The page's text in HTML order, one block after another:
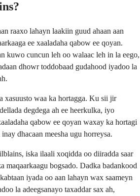
raaxo lahayn laakiin guud ahaan aan
ee xaaladaha qabow ee qoyan.
kuwo cuncun leh oo walaac leh in la eego,
dhowr toddobaad gudahood iyadoo la
xasuusto waa ka hortagga. Ku sii jir
degdega ah ee heerkulka, iyo
qabow ee qoyan waxay ka hortagi
dhacaan meesha ugu horreysa.
iska ilaali xoqidda oo diiradda saar
maqaarkaagu bogsado. Dadka badankood
iyada oo aan lahayn wax saameyn
la adeegsanayo taxaddar sax ah,